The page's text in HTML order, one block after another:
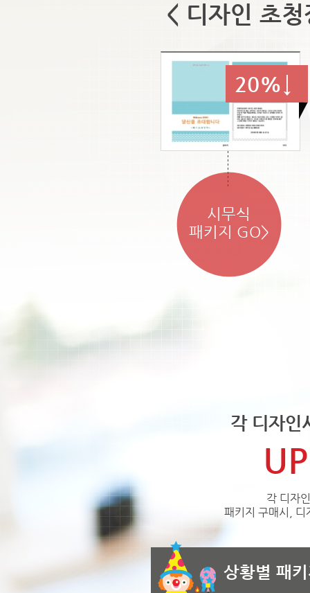
< 디자인 초
20%↓
시무식
패키지 GO>
각 디자인
각 디자
패키지 구매시,
상황별 패